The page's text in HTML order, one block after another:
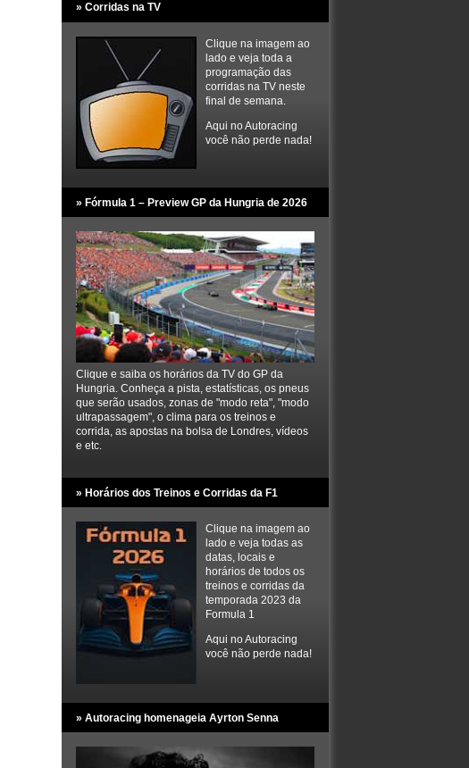
» Corridas na TV
Clique na imagem ao
lado e veja toda a
programação das
corridas na TV neste
final de semana.
Aqui no Autoracing
você não perde nada!
» Fórmula 1 – Preview GP da Hungria de 2026
Clique e saiba os horários da TV do GP da
Hungria. Conheça a pista, estatísticas, os pneus
que serão usados, zonas de "modo reta", "modo
ultrapassagem", o clima para os treinos e
corrida, as apostas na bolsa de Londres, vídeos
e etc.
» Horários dos Treinos e Corridas da F1
Clique na imagem ao
lado e veja todas as
datas, locais e
horários de todos os
treinos e corridas da
temporada 2023 da
Formula 1
Aqui no Autoracing
você não perde nada!
» Autoracing homenageia Ayrton Senna